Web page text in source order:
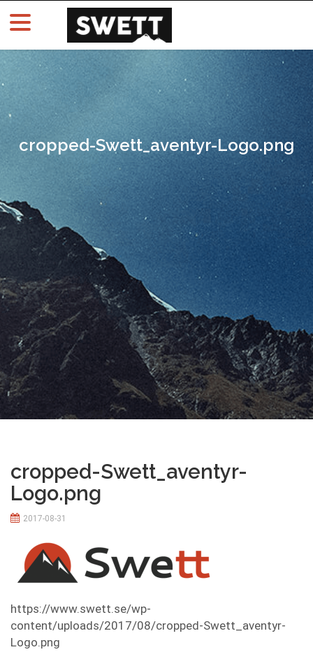
cropped-Swett_aventyr-Logo.png
cropped-Swett_aventyr-
Logo.png
2017-08-31
https://www.swett.se/wp-
content/uploads/2017/08/cropped-Swett_aventyr-
Logo.png